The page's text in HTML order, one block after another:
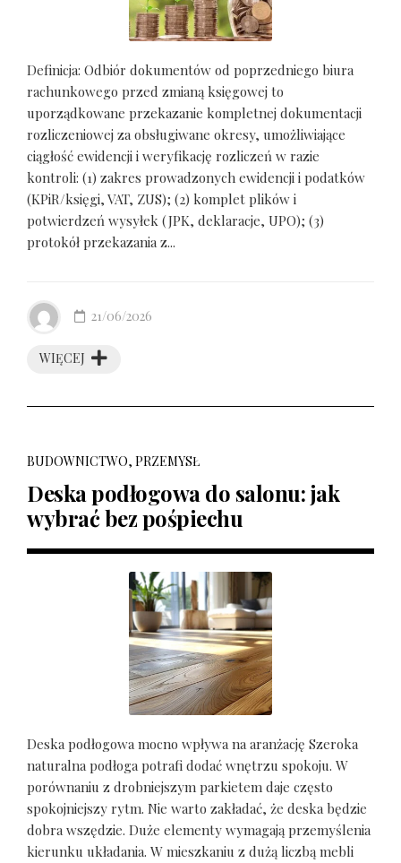
Definicja: Odbiór dokumentów od poprzedniego biura
rachunkowego przed zmianą księgowej to
uporządkowane przekazanie kompletnej dokumentacji
rozliczeniowej za obsługiwane okresy, umożliwiające
ciągłość ewidencji i weryfikację rozliczeń w razie
kontroli: (1) zakres prowadzonych ewidencji i podatków
(KPiR/księgi, VAT, ZUS); (2) komplet plików i
potwierdzeń wysyłek (JPK, deklaracje, UPO); (3)
protokół przekazania z...
WIĘCEJ
21/06/2026
BUDOWNICTWO, PRZEMYSŁ
Deska podłogowa do salonu: jak
wybrać bez pośpiechu
Deska podłogowa mocno wpływa na aranżację Szeroka
naturalna podłoga potrafi dodać wnętrzu spokoju. W
porównaniu z drobniejszym parkietem daje często
spokojniejszy rytm. Nie warto zakładać, że deska będzie
dobra wszędzie. Duże elementy wymagają przemyślenia
kierunku układania. W mieszkaniu z dużą liczbą mebli